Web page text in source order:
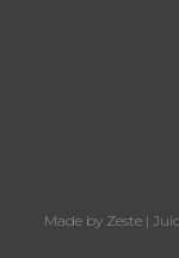
Made by Zeste |